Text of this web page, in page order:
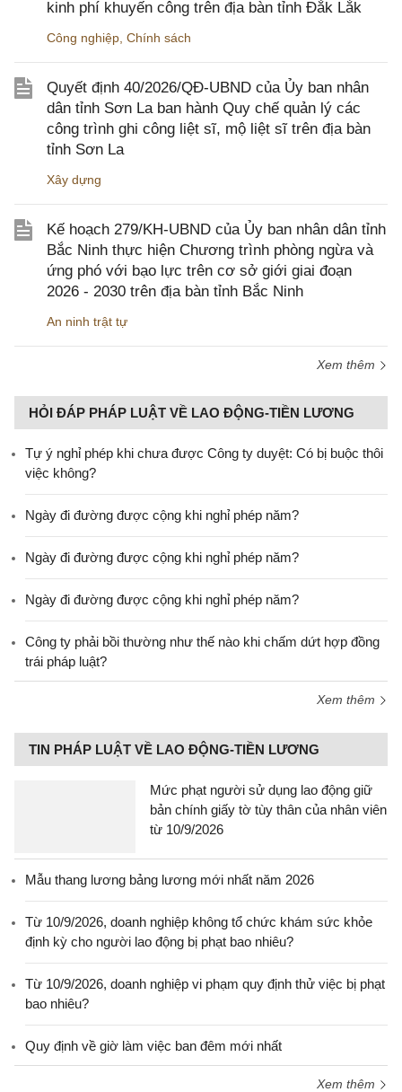
kinh phí khuyến công trên địa bàn tỉnh Đắk Lắk
Công nghiệp Chính sách
Quyết định 40/2026/QĐ-UBND của Ủy ban nhân
dân tỉnh Sơn La ban hành Quy chế quản lý các
công trình ghi công liệt sĩ, mộ liệt sĩ trên địa bàn
tỉnh Sơn La
Xây dựng
Kế hoạch 279/KH-UBND của Ủy ban nhân dân tỉnh
Bắc Ninh thực hiện Chương trình phòng ngừa và
ứng phó với bạo lực trên cơ sở giới giai đoạn
2026 - 2030 trên địa bàn tỉnh Bắc Ninh
An ninh trật tự
Xem thêm
HỎI ĐÁP PHÁP LUẬT VỀ LAO ĐỘNG-TIỀN LƯƠNG
Tự ý nghỉ phép khi chưa được Công ty duyệt: Có bị buộc thôi
việc không?
Ngày đi đường được cộng khi nghỉ phép năm?
Ngày đi đường được cộng khi nghỉ phép năm?
Ngày đi đường được cộng khi nghỉ phép năm?
Công ty phải bồi thường như thế nào khi chấm dứt hợp đồng
trái pháp luật?
Xem thêm
TIN PHÁP LUẬT VỀ LAO ĐỘNG-TIỀN LƯƠNG
Mức phạt người sử dụng lao động giữ
bản chính giấy tờ tùy thân của nhân viên
từ 10/9/2026
Mẫu thang lương bảng lương mới nhất năm 2026
Từ 10/9/2026, doanh nghiệp không tổ chức khám sức khỏe
định kỳ cho người lao động bị phạt bao nhiêu?
Từ 10/9/2026, doanh nghiệp vi phạm quy định thử việc bị phạt
bao nhiêu?
Quy định về giờ làm việc ban đêm mới nhất
Xem thêm